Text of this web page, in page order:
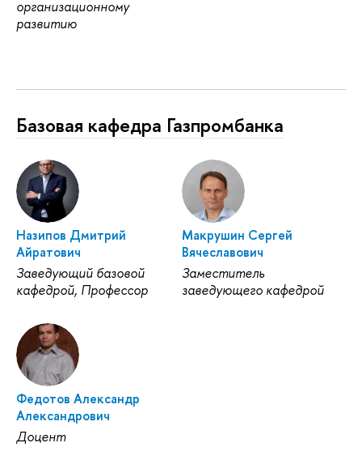
организационному
развитию
Базовая кафедра Газпромбанка
Назипов Дмитрий
Айратович
Заведующий базовой
кафедрой, Профессор
Макрушин Сергей
Вячеславович
Заместитель
заведующего кафедрой
Федотов Александр
Александрович
Доцент